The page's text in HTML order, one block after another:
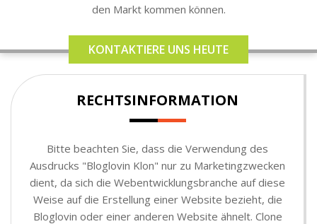
den Markt kommen können.
KONTAKTIERE UNS HEUTE
RECHTSINFORMATION
Bitte beachten Sie, dass die Verwendung des
Ausdrucks "Bloglovin Klon" nur zu Marketingzwecken
dient, da sich die Webentwicklungsbranche auf diese
Weise auf die Erstellung einer Website bezieht, die
Bloglovin oder einer anderen Website ähnelt. Clone